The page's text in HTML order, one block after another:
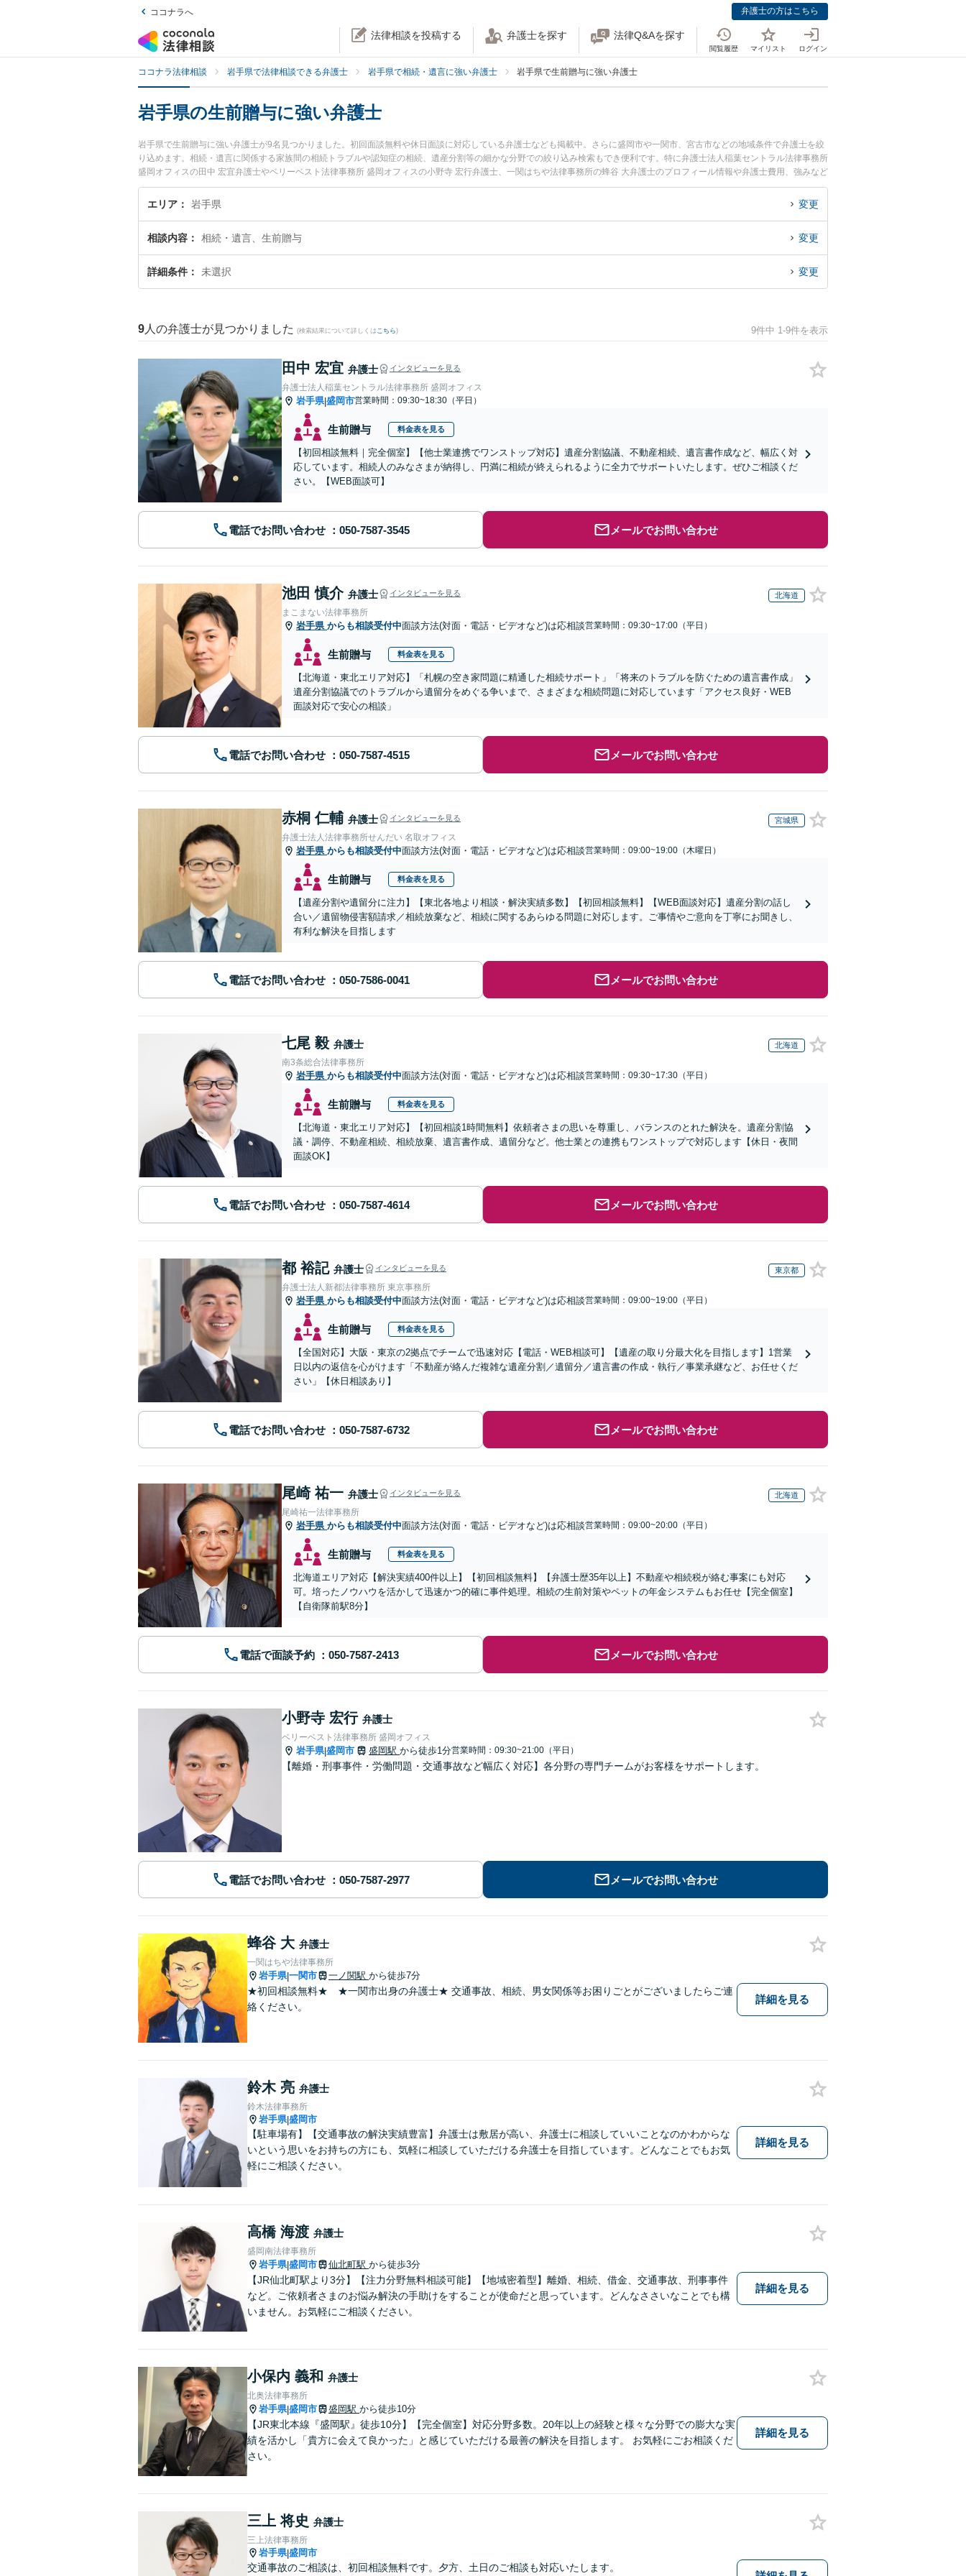
ココナラへ 弁護士の方はこちら
法律相談を投稿する 弁護士を探す 法律Q&Aを探す
閲覧履歴 マイリスト ログイン
ココナラ法律相談 岩手県で法律相談できる弁護士 岩手県で相続・遺言に強い弁護士 岩手県で生前贈与に強い弁護士
岩手県の生前贈与に強い弁護士
岩手県で生前贈与に強い弁護士が9名見つかりました。初回面談無料や休日面談に対応している弁護士なども掲載中。さらに盛岡市や一関市、宮古市などの地域条件で弁護士を絞
り込めます。相続・遺言に関係する家族間の相続トラブルや認知症の相続、遺産分割等の細かな分野での絞り込み検索もでき便利です。特に弁護士法人稲葉セントラル法律事務所
盛岡オフィスの田中 宏宜弁護士やベリーベスト法律事務所 盛岡オフィスの小野寺 宏行弁護士、一関はちや法律事務所の蜂谷 大弁護士のプロフィール情報や弁護士費用、強みなど
が注目されています。『岩手県で土日や夜間に発生した生前贈与のトラブルを今すぐに弁護士に相談したい』『生前贈与のトラブル解決の実績豊富な近くの弁護士を検索したい』
『初回相談無料で生前贈与を法律相談できる岩手県内の弁護士に相談予約したい』などでお困りの相談者さんにおすすめです。
エリア 岩手県 変更
相談内容 相続・遺言、生前贈与 変更
詳細条件 未選択 変更
9 人の弁護士が見つかりました (検索結果について詳しくは こちら) 9件中 1-9件を表示
田中 宏宜 弁護士 インタビューを見る
弁護士法人稲葉セントラル法律事務所 盛岡オフィス
岩手県|盛岡市営業時間：09:30~18:30（平日）
生前贈与 料金表を見る
【初回相談無料｜完全個室】【他士業連携でワンストップ対応】遺産分割協議、不動産相続、遺言書作成など、幅広く対
応しています。相続人のみなさまが納得し、円満に相続が終えられるように全力でサポートいたします。ぜひご相談くだ
さい。【WEB面談可】
電話でお問い合わせ メールでお問い合わせ
池田 慎介 弁護士 インタビューを見る 北海道
まこまない法律事務所
岩手県 からも相談受付中面談方法(対面・電話・ビデオなど)は応相談営業時間：09:30~17:00（平日）
生前贈与 料金表を見る
【北海道・東北エリア対応】「札幌の空き家問題に精通した相続サポート」「将来のトラブルを防ぐための遺言書作成」
遺産分割協議でのトラブルから遺留分をめぐる争いまで、さまざまな相続問題に対応しています「アクセス良好・WEB
面談対応で安心の相談」
電話でお問い合わせ メールでお問い合わせ
赤桐 仁輔 弁護士 インタビューを見る 宮城県
弁護士法人法律事務所せんだい 名取オフィス
岩手県 からも相談受付中面談方法(対面・電話・ビデオなど)は応相談営業時間：09:00~19:00（木曜日）
生前贈与 料金表を見る
【遺産分割や遺留分に注力】【東北各地より相談・解決実績多数】【初回相談無料】【WEB面談対応】遺産分割の話し
合い／遺留物侵害額請求／相続放棄など、相続に関するあらゆる問題に対応します。ご事情やご意向を丁寧にお聞きし、
有利な解決を目指します
電話でお問い合わせ メールでお問い合わせ
七尾 毅 弁護士 北海道
南3条総合法律事務所
岩手県 からも相談受付中面談方法(対面・電話・ビデオなど)は応相談営業時間：09:30~17:30（平日）
生前贈与 料金表を見る
【北海道・東北エリア対応】【初回相談1時間無料】依頼者さまの思いを尊重し、バランスのとれた解決を。遺産分割協
議・調停、不動産相続、相続放棄、遺言書作成、遺留分など。他士業との連携もワンストップで対応します【休日・夜間
面談OK】
電話でお問い合わせ メールでお問い合わせ
都 裕記 弁護士 インタビューを見る 東京都
弁護士法人新都法律事務所 東京事務所
岩手県 からも相談受付中面談方法(対面・電話・ビデオなど)は応相談営業時間：09:00~19:00（平日）
生前贈与 料金表を見る
【全国対応】大阪・東京の2拠点でチームで迅速対応【電話・WEB相談可】【遺産の取り分最大化を目指します】1営業
日以内の返信を心がけます「不動産が絡んだ複雑な遺産分割／遺留分／遺言書の作成・執行／事業承継など、お任せくだ
さい」【休日相談あり】
電話でお問い合わせ メールでお問い合わせ
尾崎 祐一 弁護士 インタビューを見る 北海道
尾崎祐一法律事務所
岩手県 からも相談受付中面談方法(対面・電話・ビデオなど)は応相談営業時間：09:00~20:00（平日）
生前贈与 料金表を見る
北海道エリア対応【解決実績400件以上】【初回相談無料】【弁護士歴35年以上】不動産や相続税が絡む事案にも対応
可。培ったノウハウを活かして迅速かつ的確に事件処理。相続の生前対策やペットの年金システムもお任せ【完全個室】
【自衛隊前駅8分】
電話で面談予約 メールでお問い合わせ
小野寺 宏行 弁護士
ベリーベスト法律事務所 盛岡オフィス
岩手県|盛岡市 盛岡駅 から徒歩1分営業時間：09:30~21:00（平日）
【離婚・刑事事件・労働問題・交通事故など幅広く対応】各分野の専門チームがお客様をサポートします。
電話でお問い合わせ メールでお問い合わせ
蜂谷 大 弁護士
一関はちや法律事務所
岩手県|一関市 一ノ関駅 から徒歩7分
★初回相談無料★ ★一関市出身の弁護士★ 交通事故、相続、男女関係等お困りごとがございましたらご連
絡ください。
詳細を見る
鈴木 亮 弁護士
鈴木法律事務所
岩手県|盛岡市
【駐車場有】【交通事故の解決実績豊富】弁護士は敷居が高い、弁護士に相談していいことなのかわからな
いという思いをお持ちの方にも、気軽に相談していただける弁護士を目指しています。どんなことでもお気
軽にご相談ください。
詳細を見る
高橋 海渡 弁護士
盛岡南法律事務所
岩手県|盛岡市 仙北町駅 から徒歩3分
【JR仙北町駅より3分】【注力分野無料相談可能】【地域密着型】離婚、相続、借金、交通事故、刑事事件
など。ご依頼者さまのお悩み解決の手助けをすることが使命だと思っています。どんなささいなことでも構
いません。お気軽にご相談ください。
詳細を見る
小保内 義和 弁護士
北奥法律事務所
岩手県|盛岡市 盛岡駅 から徒歩10分
【JR東北本線『盛岡駅』徒歩10分】【完全個室】対応分野多数。20年以上の経験と様々な分野での膨大な実
績を活かし「貴方に会えて良かった」と感じていただける最善の解決を目指します。 お気軽にごお相談くだ
さい。
詳細を見る
三上 将史 弁護士
三上法律事務所
岩手県|盛岡市
交通事故のご相談は、初回相談無料です。夕方、土日のご相談も対応いたします。